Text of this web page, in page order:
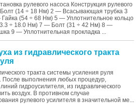
рулевого насоса Конструкция рулевого
(14 ÷ 18 Нм) 2 — Всасывающая трубка 3
(54 ÷ 68 Нм) 5 — Уплотнительное кольцо
÷ 18.0 Нм) 7 — Болт (31 ÷ 42 Нм) 8 —
9 — Уплотнительная прокладка ...
из гидравлического тракта
тракта системы усиления руля
выполнения любых процедур,
гидроусилителя, из гидравлического
воздух. В противном случае
рулевого усилителя в значительной ме...